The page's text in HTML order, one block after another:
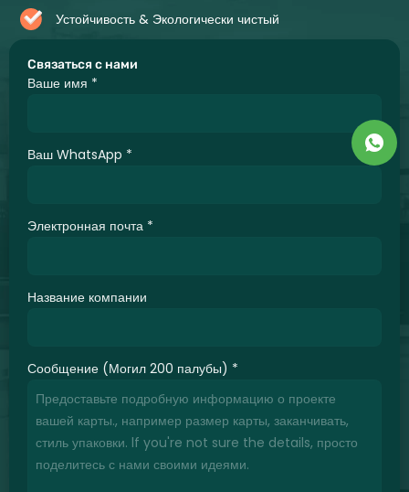
Связаться с нами
Ваше имя *
Ваш WhatsApp *
Электронная почта *
Название компании
Сообщение (Могил 200 палубы) *
Устойчивость & Экологически чистый